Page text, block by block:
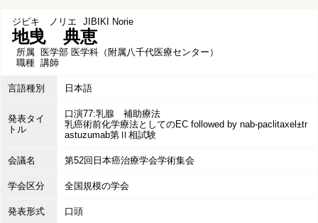
ジビキ ノリエ JIBIKI Norie
地曵 典恵
所属 医学部 医学科（附属八千代医療センター）
職種 講師
言語種別 日本語
発表タイ
トル
口演77:乳腺 補助療法
乳癌術前化学療法としてのEC followed by nab-paclitaxel±tr
astuzumab第Ⅱ相試験
会議名 第52回日本癌治療学会学術集会
学会区分 全国規模の学会
発表形式 口頭